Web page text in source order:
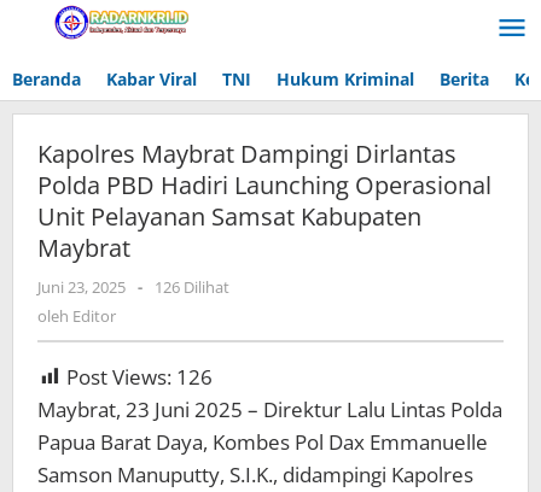
Lewati
Beranda Kabar Viral TNI Hukum Kriminal Berita
Kapolres Maybrat Dampingi Dirlantas
Polda PBD Hadiri Launching Operasional
Unit Pelayanan Samsat Kabupaten
Maybrat
Juni 23, 2025 oleh
-
126 Dilihat
oleh Editor
Post Views: 126
Maybrat, 23 Juni 2025 – Direktur Lalu Lintas Polda
Papua Barat Daya, Kombes Pol Dax Emmanuelle
Samson Manuputty, S.I.K., didampingi Kapolres